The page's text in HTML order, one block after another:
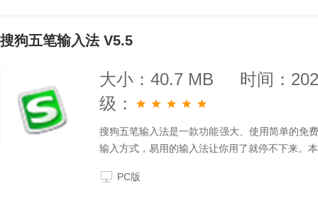
搜狗五笔输入法 V5.5
大小：40.7 MB
时间：
级：
搜狗五笔输入法是一款功能强大、使用简单的免
输入方式，易用的输入法让你用了就停不下来。
PC版